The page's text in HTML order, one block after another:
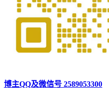
博主QQ及微信号 2589053300